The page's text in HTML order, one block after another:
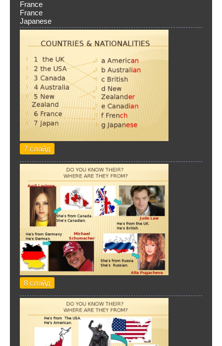
France
France
Japanese
7 слайд
8 слайд